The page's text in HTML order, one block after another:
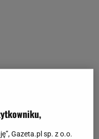
Gazeta.pl sp. z o.o.